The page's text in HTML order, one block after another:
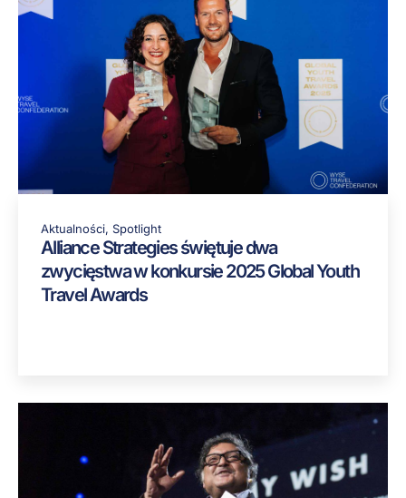
Aktualności, Spotlight
Alliance Strategies świętuje dwa
zwycięstwa w konkursie 2025 Global Youth
Travel Awards